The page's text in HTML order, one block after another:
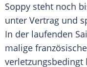
Soppy steht noch
unter Vertrag und
In der laufenden
malige
verletzungsbedingt